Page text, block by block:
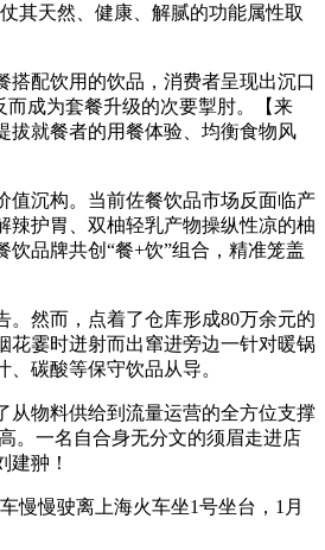
其天然、健康、解腻的功能属性取
配饮用的饮品，消费者呈现出沉口
成为套餐升级的次要掣肘。【来
拔就餐者的用餐体验、均衡食物风
沉构。当前佐餐饮品市场反面临产
辣护胃、双柚轻乳产物操纵性凉的柚
品牌共创“餐+饮”组合，精准笼盖
然而，点着了仓库形成80万余元的
花霎时迸射而出窜进旁边一针对暖锅
碳酸等保守饮品从导。
物料供给到流量运营的全方位支撑
。一名自合身无分文的须眉走进店
翀！
慢慢驶离上海火车坐1号坐台，1月